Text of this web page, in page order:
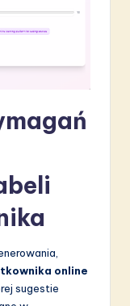
online
sugestie